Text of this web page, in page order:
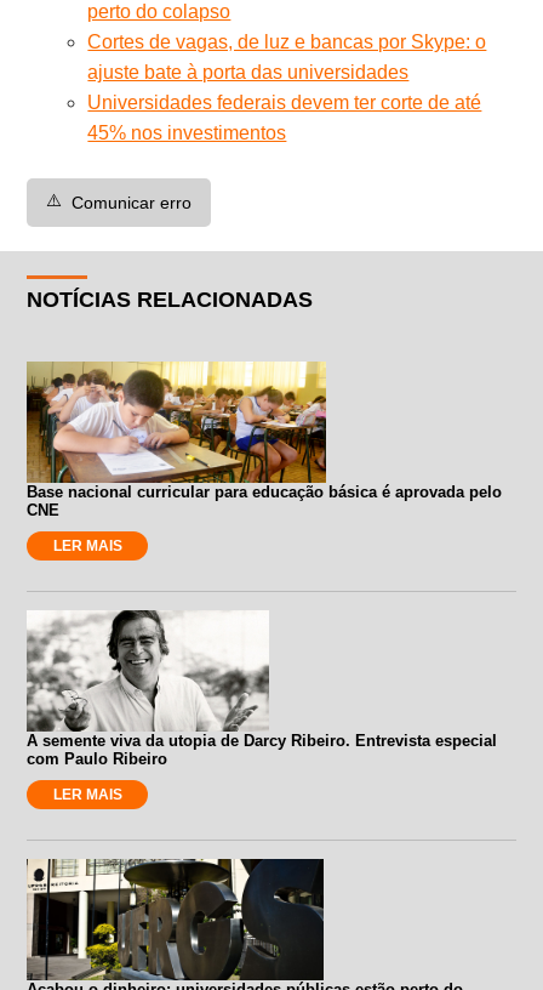
perto do colapso
Cortes de vagas, de luz e bancas por Skype: o
ajuste bate à porta das universidades
Universidades federais devem ter corte de até
45% nos investimentos
⚠️ Comunicar erro
NOTÍCIAS RELACIONADAS
Base nacional curricular para educação básica é aprovada pelo
CNE
LER MAIS
A semente viva da utopia de Darcy Ribeiro. Entrevista especial
com Paulo Ribeiro
LER MAIS